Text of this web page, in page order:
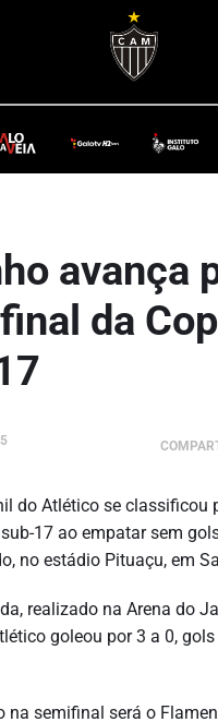
avança
da
do Atlético se classificou
17 ao empatar sem
no estádio Pituaçu, em
realizado na Arena do
goleou por 3 a 0,
na semifinal será o